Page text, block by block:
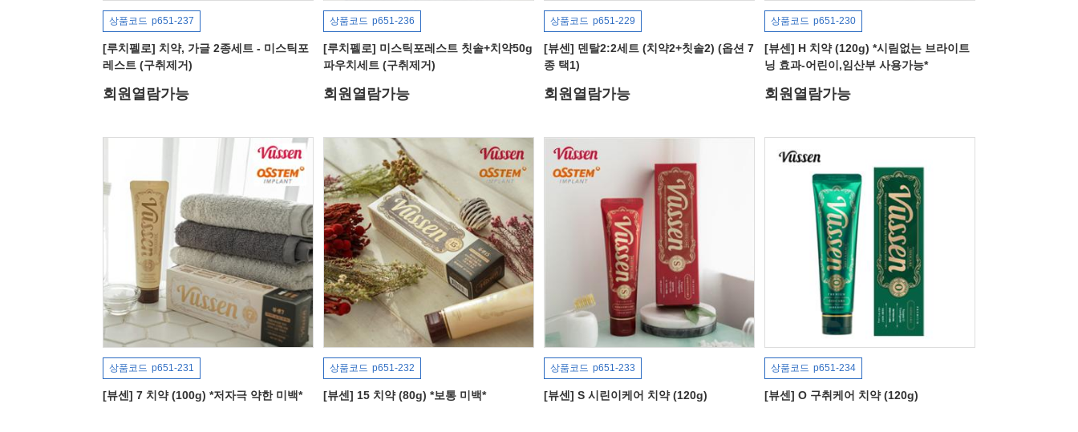
상품코드 p651-237
[루치펠로] 치약, 가글 2종세트 - 미스틱포
레스트 (구취제거)
회원열람가능
상품코드 p651-236
[루치펠로] 미스틱포레스트 칫솔+치약50g
파우치세트 (구취제거)
회원열람가능
상품코드 p651-229
[뷰센] 덴탈2:2세트 (치약2+칫솔2) (옵션 7
종 택1)
회원열람가능
상품코드 p651-230
[뷰센] H 치약 (120g) *시림없는 브라이트
닝 효과-어린이,임산부 사용가능*
회원열람가능
상품코드 p651-231
[뷰센] 7 치약 (100g) *저자극 약한 미백*
상품코드 p651-232
[뷰센] 15 치약 (80g) *보통 미백*
상품코드 p651-233
[뷰센] S 시린이케어 치약 (120g)
상품코드 p651-234
[뷰센] O 구취케어 치약 (120g)